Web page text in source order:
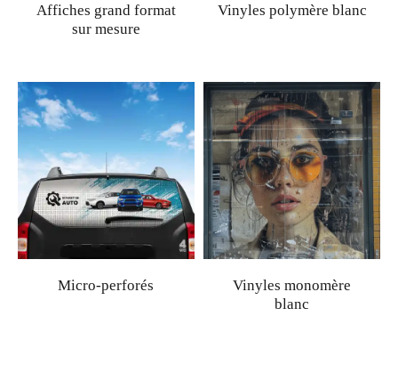
Affiches grand format
sur mesure
Vinyles polymère blanc
Micro-perforés
Vinyles monomère
blanc